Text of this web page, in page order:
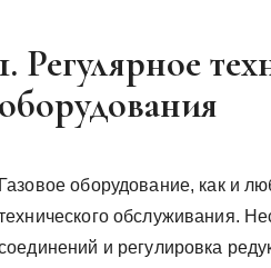
1. Регулярное
оборудования
Газовое оборудование, как и
обслуживания.
и регулировка